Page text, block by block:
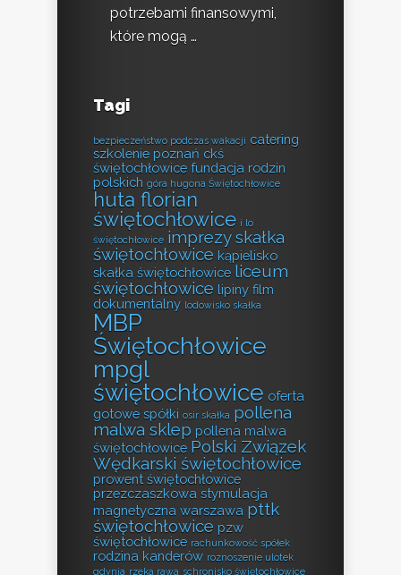
potrzebami finansowymi,
które mogą …
Tagi
bezpieczeństwo podczas wakacji catering
szkolenie poznań ckś
świętochłowice fundacja rodzin
polskich góra hugona Świętochłowice
huta florian
świętochłowice i lo
świętochłowice imprezy skałka
świętochłowice kąpielisko
skałka świętochłowice liceum
świętochłowice lipiny film
dokumentalny lodowisko skałka
MBP
Świętochłowice
mpgl
świętochłowice oferta
gotowe spółki osir skałka pollena
malwa sklep pollena malwa
świętochłowice Polski Związek
Wędkarski świętochłowice
prowent świętochłowice
przezczaszkowa stymulacja
magnetyczna warszawa pttk
świętochłowice pzw
świętochłowice rachunkowość spółek
rodzina kanderów roznoszenie ulotek
gdynia rzeka rawa schronisko świętochłowice